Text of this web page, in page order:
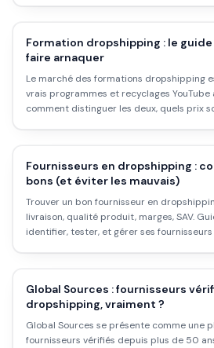
Formation dropshipping : le
faire arnaquer
Le marché des formations dropshipping
vrais programmes et recyclages YouTube
comment distinguer les deux, quels prix
Fournisseurs en dropshipping :
bons (et éviter les mauvais)
Trouver un bon fournisseur en
livraison, qualité produit, marges, SAV.
identifier, tester, et gérer ses fournisseurs
Global Sources : fournisseurs
dropshipping, vraiment ?
Global Sources se présente comme une
fournisseurs vérifiés depuis plus de 50